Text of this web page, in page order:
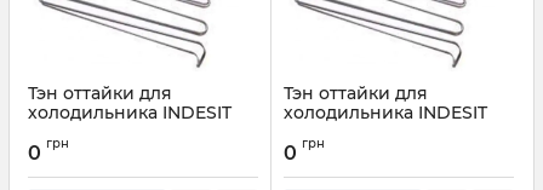
Тэн оттайки для
холодильника INDESIT
Артикул:
0 грн
Тэн оттайки для
холодильника INDESIT
Артикул:
0 грн